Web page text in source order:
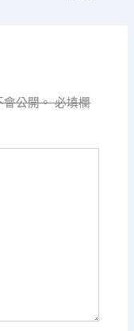
會公開。 必填欄